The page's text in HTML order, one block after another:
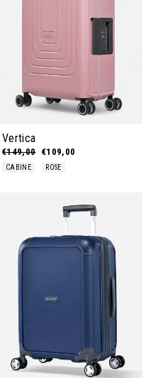
Vertica
Prix régulier
€149,00 Prix réduit
€109,00
CABINE ROSE